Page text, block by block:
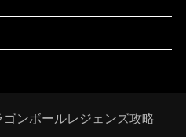
ンボールレジェンズ攻略